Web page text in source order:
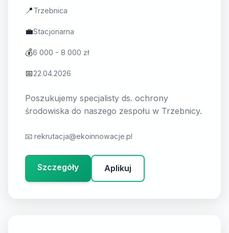
📍Trzebnica
💼Stacjonarna
💰6 000 - 8 000 zł
📅22.04.2026
Poszukujemy specjalisty ds. ochrony
środowiska do naszego zespołu w Trzebnicy.
📧 rekrutacja@ekoinnowacje.pl
Szczegóły Aplikuj